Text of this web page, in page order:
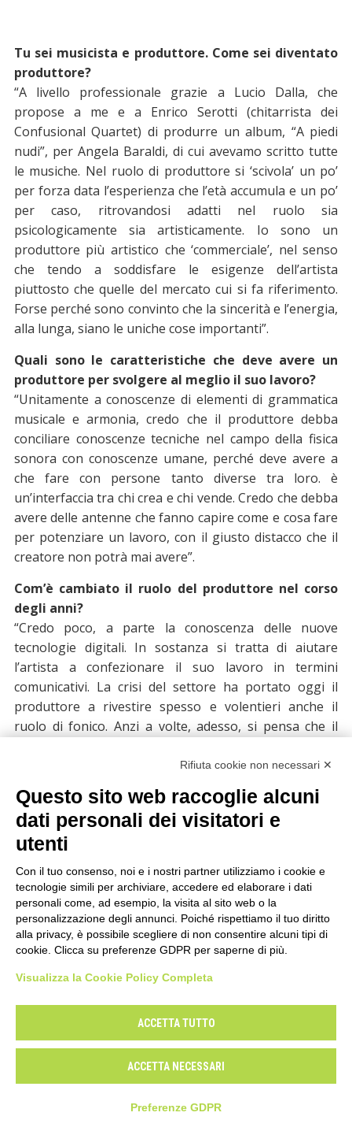
Tu sei musicista e produttore. Come sei diventato
produttore?
“A livello professionale grazie a Lucio Dalla, che
propose a me e a Enrico Serotti (chitarrista dei
Confusional Quartet) di produrre un album, “A piedi
nudi”, per Angela Baraldi, di cui avevamo scritto tutte
le musiche. Nel ruolo di produttore si ‘scivola’ un po’
per forza data l’esperienza che l’età accumula e un po’
per caso, ritrovandosi adatti nel ruolo sia
psicologicamente sia artisticamente. Io sono un
produttore più artistico che ‘commerciale’, nel senso
che tendo a soddisfare le esigenze dell’artista
piuttosto che quelle del mercato cui si fa riferimento.
Forse perché sono convinto che la sincerità e l’energia,
alla lunga, siano le uniche cose importanti”.
Quali sono le caratteristiche che deve avere un
produttore per svolgere al meglio il suo lavoro?
“Unitamente a conoscenze di elementi di grammatica
musicale e armonia, credo che il produttore debba
conciliare conoscenze tecniche nel campo della fisica
sonora con conoscenze umane, perché deve avere a
che fare con persone tanto diverse tra loro. è
un’interfaccia tra chi crea e chi vende. Credo che debba
avere delle antenne che fanno capire come e cosa fare
per potenziare un lavoro, con il giusto distacco che il
creatore non potrà mai avere”.
Com’è cambiato il ruolo del produttore nel corso
degli anni?
“Credo poco, a parte la conoscenza delle nuove
tecnologie digitali. In sostanza si tratta di aiutare
l’artista a confezionare il suo lavoro in termini
comunicativi. La crisi del settore ha portato oggi il
produttore a rivestire spesso e volentieri anche il
ruolo di fonico. Anzi a volte, adesso, si pensa che il
microfoni e ti registra. Anni fa il mio lavoro si svolgeva
con il fonico che seguiva le mie indicazioni e l’aiuto
fonico, un ragazzo che stava imparando. Ora, invece,
avviene molto in solitaria, ma devo dire che non mi
dispiace seguire i progetti che produco fino al
mastering, che solitamente faccio personalmente. è
comunque indispensabile per il mio modo di lavorare
che l’artista mi affianchi durante i missaggi, per avere
un feedback continuo”.
E’ plausibile pensare che la musica possa ancora
inventare qualcosa di nuovo nel 2012?
mercato, è una breve parentesi storica. La mia
immagine della musica è: seduti in una strada
Rifiuta cookie non necessari ✕
Questo sito web raccoglie alcuni
dati personali dei visitatori e
utenti
Con il tuo consenso, noi e i nostri partner utilizziamo i cookie e
tecnologie simili per archiviare, accedere ed elaborare i dati
personali come, ad esempio, la visita al sito web o la
personalizzazione degli annunci. Poiché rispettiamo il tuo diritto
alla privacy, è possibile scegliere di non consentire alcuni tipi di
cookie. Clicca su preferenze GDPR per saperne di più.
Visualizza la Cookie Policy Completa
ACCETTA TUTTO
ACCETTA NECESSARI
Preferenze GDPR